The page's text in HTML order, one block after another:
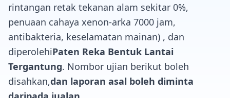
rintangan retak tekanan alam sekitar 0%,
penuaan cahaya xenon-arka 7000 jam,
antibakteria, keselamatan mainan) , dan
diperolehiPaten Reka Bentuk Lantai
Tergantung. Nombor ujian berikut boleh
disahkan,dan laporan asal boleh diminta